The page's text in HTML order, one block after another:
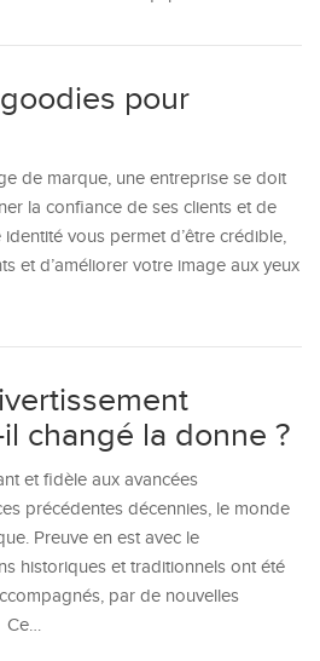
pour
de marque, une entreprise se doit
la confiance de ses clients et de
vous permet d’être crédible,
et d’améliorer votre image aux yeux
changé la donne ?
et fidèle aux avancées
précédentes décennies, le monde
Preuve en est avec le
historiques et traditionnels ont été
par de nouvelles
Ce…